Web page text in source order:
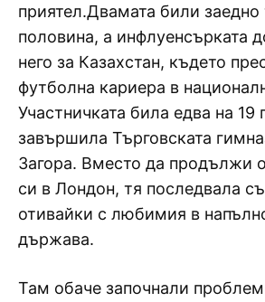
приятел.Двамата били заедно
половина, а инфлуенсърката
него за Казахстан, където
футболна кариера в
Участничката била едва на 19
завършила Търговската
Загора. Вместо да продължи
си в Лондон, тя последвала
отивайки с любимия в
държава.
Там обаче започнали